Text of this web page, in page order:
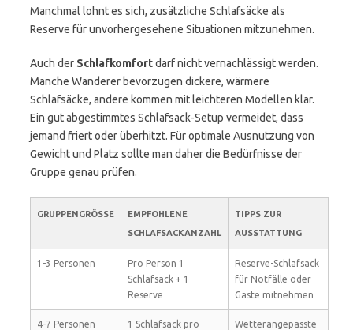
Manchmal lohnt es sich, zusätzliche Schlafsäcke als
Reserve für unvorhergesehene Situationen mitzunehmen.
Auch der Schlafkomfortdarf nicht vernachlässigt werden.
Manche Wanderer bevorzugen dickere, wärmere
Schlafsäcke, andere kommen mit leichteren Modellen klar.
Ein gut abgestimmtes Schlafsack-Setup vermeidet, dass
jemand friert oder überhitzt. Für optimale Ausnutzung von
Gewicht und Platz sollte man daher die Bedürfnisse der
Gruppe genau prüfen.
GRUPPENGRÖSSE
EMPFOHLENE
SCHLAFSACKANZAHL
TIPPS ZUR
AUSSTATTUNG
1-3 Personen
Pro Person 1
Schlafsack + 1
Reserve
Reserve-Schlafsack
für Notfälle oder
Gäste mitnehmen
4-7 Personen
1 Schlafsack pro
Wetterangepasste